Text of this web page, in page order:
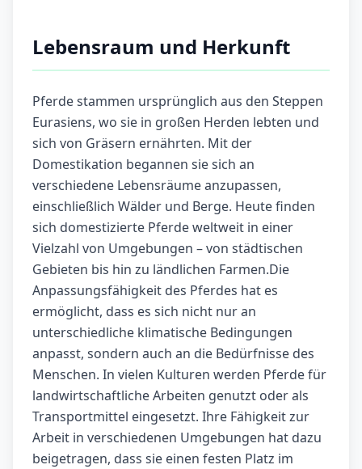
Lebensraum und Herkunft
Pferde stammen ursprünglich aus den Steppen
Eurasiens, wo sie in großen Herden lebten und
sich von Gräsern ernährten. Mit der
Domestikation begannen sie sich an
verschiedene Lebensräume anzupassen,
einschließlich Wälder und Berge. Heute finden
sich domestizierte Pferde weltweit in einer
Vielzahl von Umgebungen – von städtischen
Gebieten bis hin zu ländlichen Farmen.Die
Anpassungsfähigkeit des Pferdes hat es
ermöglicht, dass es sich nicht nur an
unterschiedliche klimatische Bedingungen
anpasst, sondern auch an die Bedürfnisse des
Menschen. In vielen Kulturen werden Pferde für
landwirtschaftliche Arbeiten genutzt oder als
Transportmittel eingesetzt. Ihre Fähigkeit zur
Arbeit in verschiedenen Umgebungen hat dazu
beigetragen, dass sie einen festen Platz im